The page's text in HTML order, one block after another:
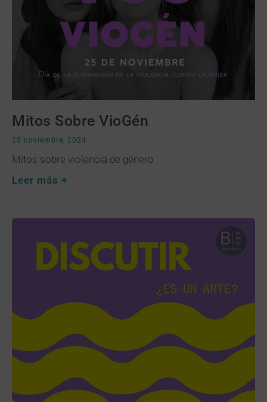
Mitos Sobre VioGén
25 noviembre, 2024
Mitos sobre violencia de género
Leer más +